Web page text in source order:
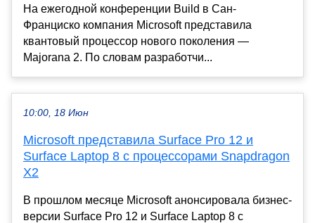
На ежегодной конференции Build в Сан-
Франциско компания Microsoft представила
квантовый процессор нового поколения —
Majorana 2. По словам разработчи...
10:00, 18 Июн
Microsoft представила Surface Pro 12 и
Surface Laptop 8 с процессорами Snapdragon
X2
В прошлом месяце Microsoft анонсировала бизнес-
версии Surface Pro 12 и Surface Laptop 8 с